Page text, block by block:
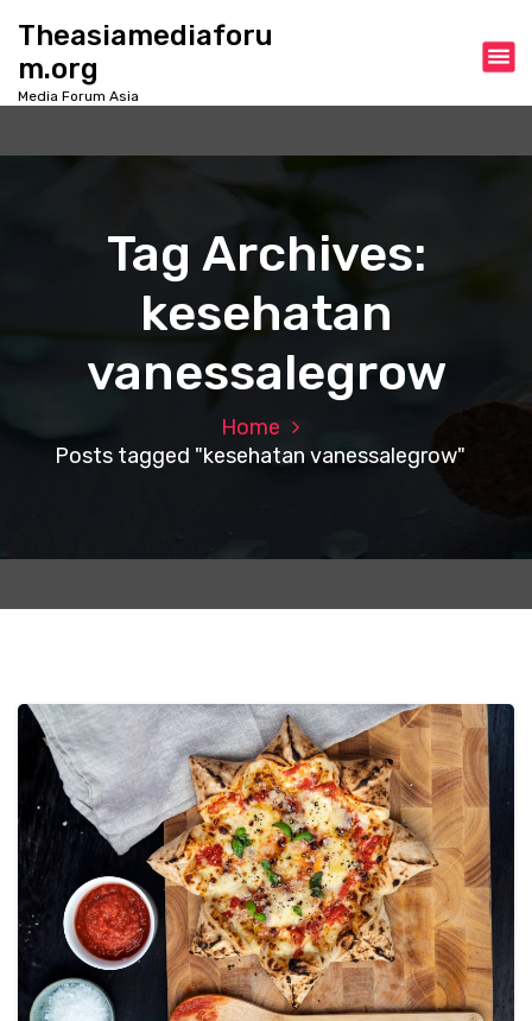
Theasiamediaforu
m.org
Media Forum Asia
Tag Archives:
kesehatan
vanessalegrow
Home
Posts tagged "kesehatan vanessalegrow"